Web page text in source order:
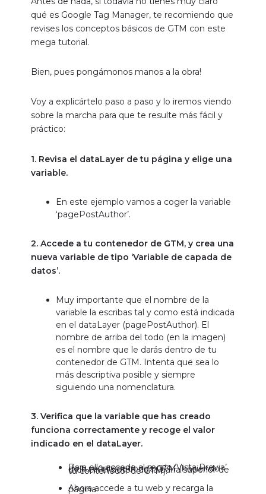
Bien, pues pongámonos manos a la obra!
sobre la marcha para que te resulte más fácil y
1. Revisa el dataLayer de tu página y elige una
variable.
En este ejemplo vamos a coger la variable
‘pagePostAuthor’.
2. Accede a tu contenedor de GTM, y crea una
nueva variable de tipo ‘Variable de capada de
Muy importante que el nombre de la
variable la escribas tal y como está indicada
es el nombre que le darás dentro de tu
contenedor de GTM. Intenta que sea lo
más descriptiva posible y siempre
siguiendo una nomenclatura.
3. Verifica que la variable que has creado
funciona correctamente y recoge el valor
Para ello accede al modo ‘Vista Previa’ de tu contenedor de GTM (haciendo click en el botón de la barra superior de tu contenedor de GTM).
Ahora accede a tu web y recarga la página.
Selecciona el evento ‘Pageview’ en el menú de la izquierda de la consola de GTM, haz click en la pestaña ‘Variables’ y busca la variable que acabas de crear:
4. Listo!